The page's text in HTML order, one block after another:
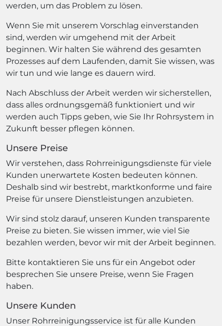
werden, um das Problem zu lösen.
Wenn Sie mit unserem Vorschlag einverstanden
sind, werden wir umgehend mit der Arbeit
beginnen. Wir halten Sie während des gesamten
Prozesses auf dem Laufenden, damit Sie wissen, was
wir tun und wie lange es dauern wird.
Nach Abschluss der Arbeit werden wir sicherstellen,
dass alles ordnungsgemäß funktioniert und wir
werden auch Tipps geben, wie Sie Ihr Rohrsystem in
Zukunft besser pflegen können.
Unsere Preise
Wir verstehen, dass Rohrreinigungsdienste für viele
Kunden unerwartete Kosten bedeuten können.
Deshalb sind wir bestrebt, marktkonforme und faire
Preise für unsere Dienstleistungen anzubieten.
Wir sind stolz darauf, unseren Kunden transparente
Preise zu bieten. Sie wissen immer, wie viel Sie
bezahlen werden, bevor wir mit der Arbeit beginnen.
Bitte kontaktieren Sie uns für ein Angebot oder
besprechen Sie unsere Preise, wenn Sie Fragen
haben.
Unsere Kunden
Unser Rohrreinigungsservice ist für alle Kunden